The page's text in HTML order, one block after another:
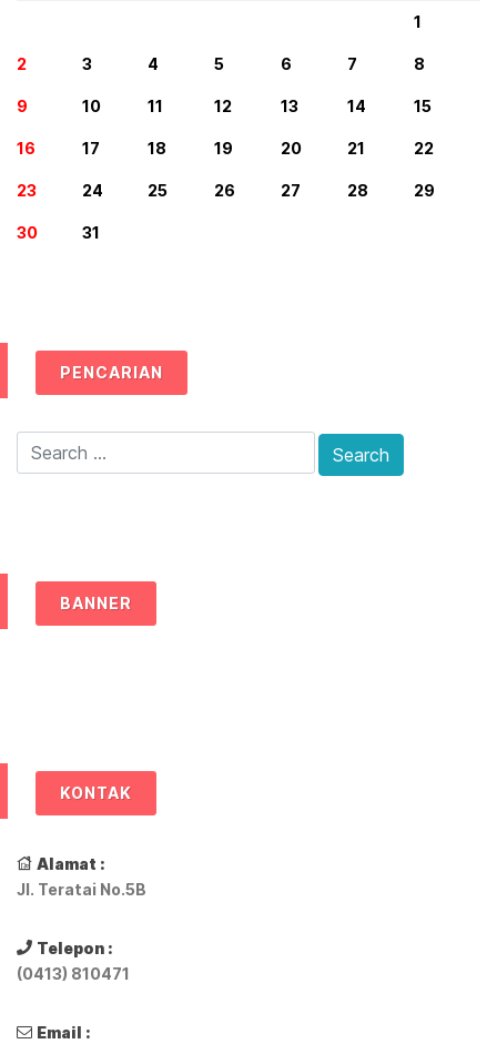
1
2 3 4 5 6 7 8
9 10 11 12 13 14 15
16 17 18 19 20 21 22
23 24 25 26 27 28 29
30 31
PENCARIAN
BANNER
KONTAK
Alamat :
Jl. Teratai No.5B
Telepon :
(0413) 810471
Email :